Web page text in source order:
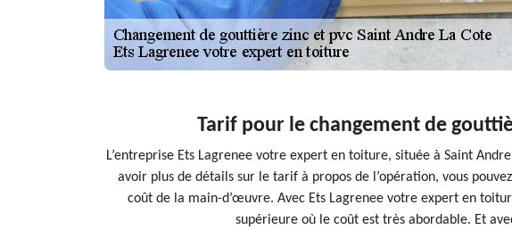
Tarif pour le changement de
L’entreprise Ets Lagrenee votre expert en toiture, située à Saint
avoir plus de détails sur le tarif à propos de l’opération, vous
coût de la main-d’œuvre. Avec Ets Lagrenee votre expert en
supérieure où le coût est très abordable. Et